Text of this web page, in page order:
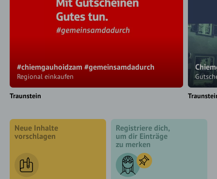
#chiemgauhoidzam #gemeinsamdadurch
Regional einkaufen
Traunstein
Neue Inhalte
vorschlagen
Registriere dich,
um dir Einträge
zu merken